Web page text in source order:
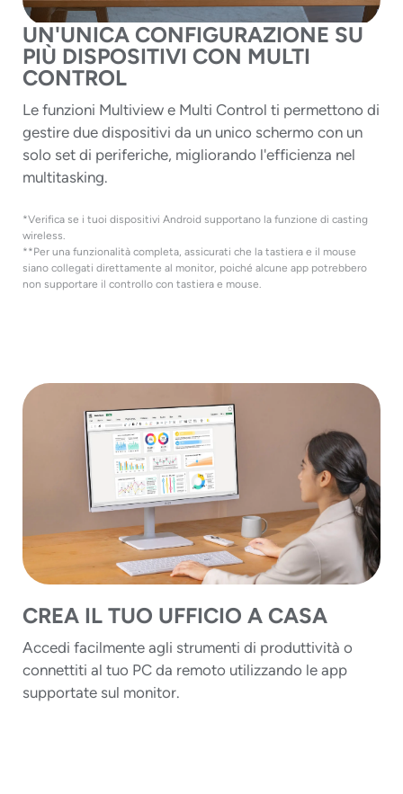
UN'UNICA CONFIGURAZIONE SU
PIÙ DISPOSITIVI CON MULTI
CONTROL
Le funzioni Multiview e Multi Control ti permettono di
gestire due dispositivi da un unico schermo con un
solo set di periferiche, migliorando l'efficienza nel
multitasking.
*Verifica se i tuoi dispositivi Android supportano la funzione di casting
wireless.
**Per una funzionalità completa, assicurati che la tastiera e il mouse
siano collegati direttamente al monitor, poiché alcune app potrebbero
non supportare il controllo con tastiera e mouse.
CREA IL TUO UFFICIO A CASA
Accedi facilmente agli strumenti di produttività o
connettiti al tuo PC da remoto utilizzando le app
supportate sul monitor.